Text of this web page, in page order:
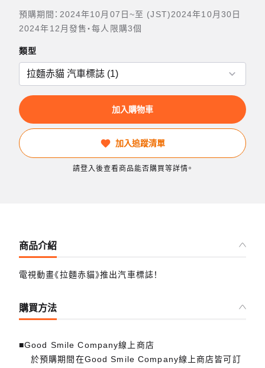
預購期間：2024年10月07日~至 (JST)2024年10月30日
2024年12月發售・每人限購3個
類型
加入購物車
加入追蹤清單
請登入後查看商品能否購買等詳情。
商品介紹
電視動畫《拉麵赤貓》推出汽車標誌！
購買方法
■Good Smile Company線上商店
於預購期間在Good Smile Company線上商店皆可訂